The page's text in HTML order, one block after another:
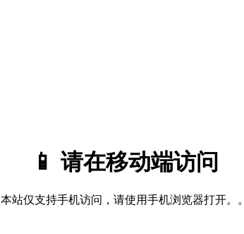
📱 请在移动端访问
本站仅支持手机访问，请使用手机浏览器打开。。